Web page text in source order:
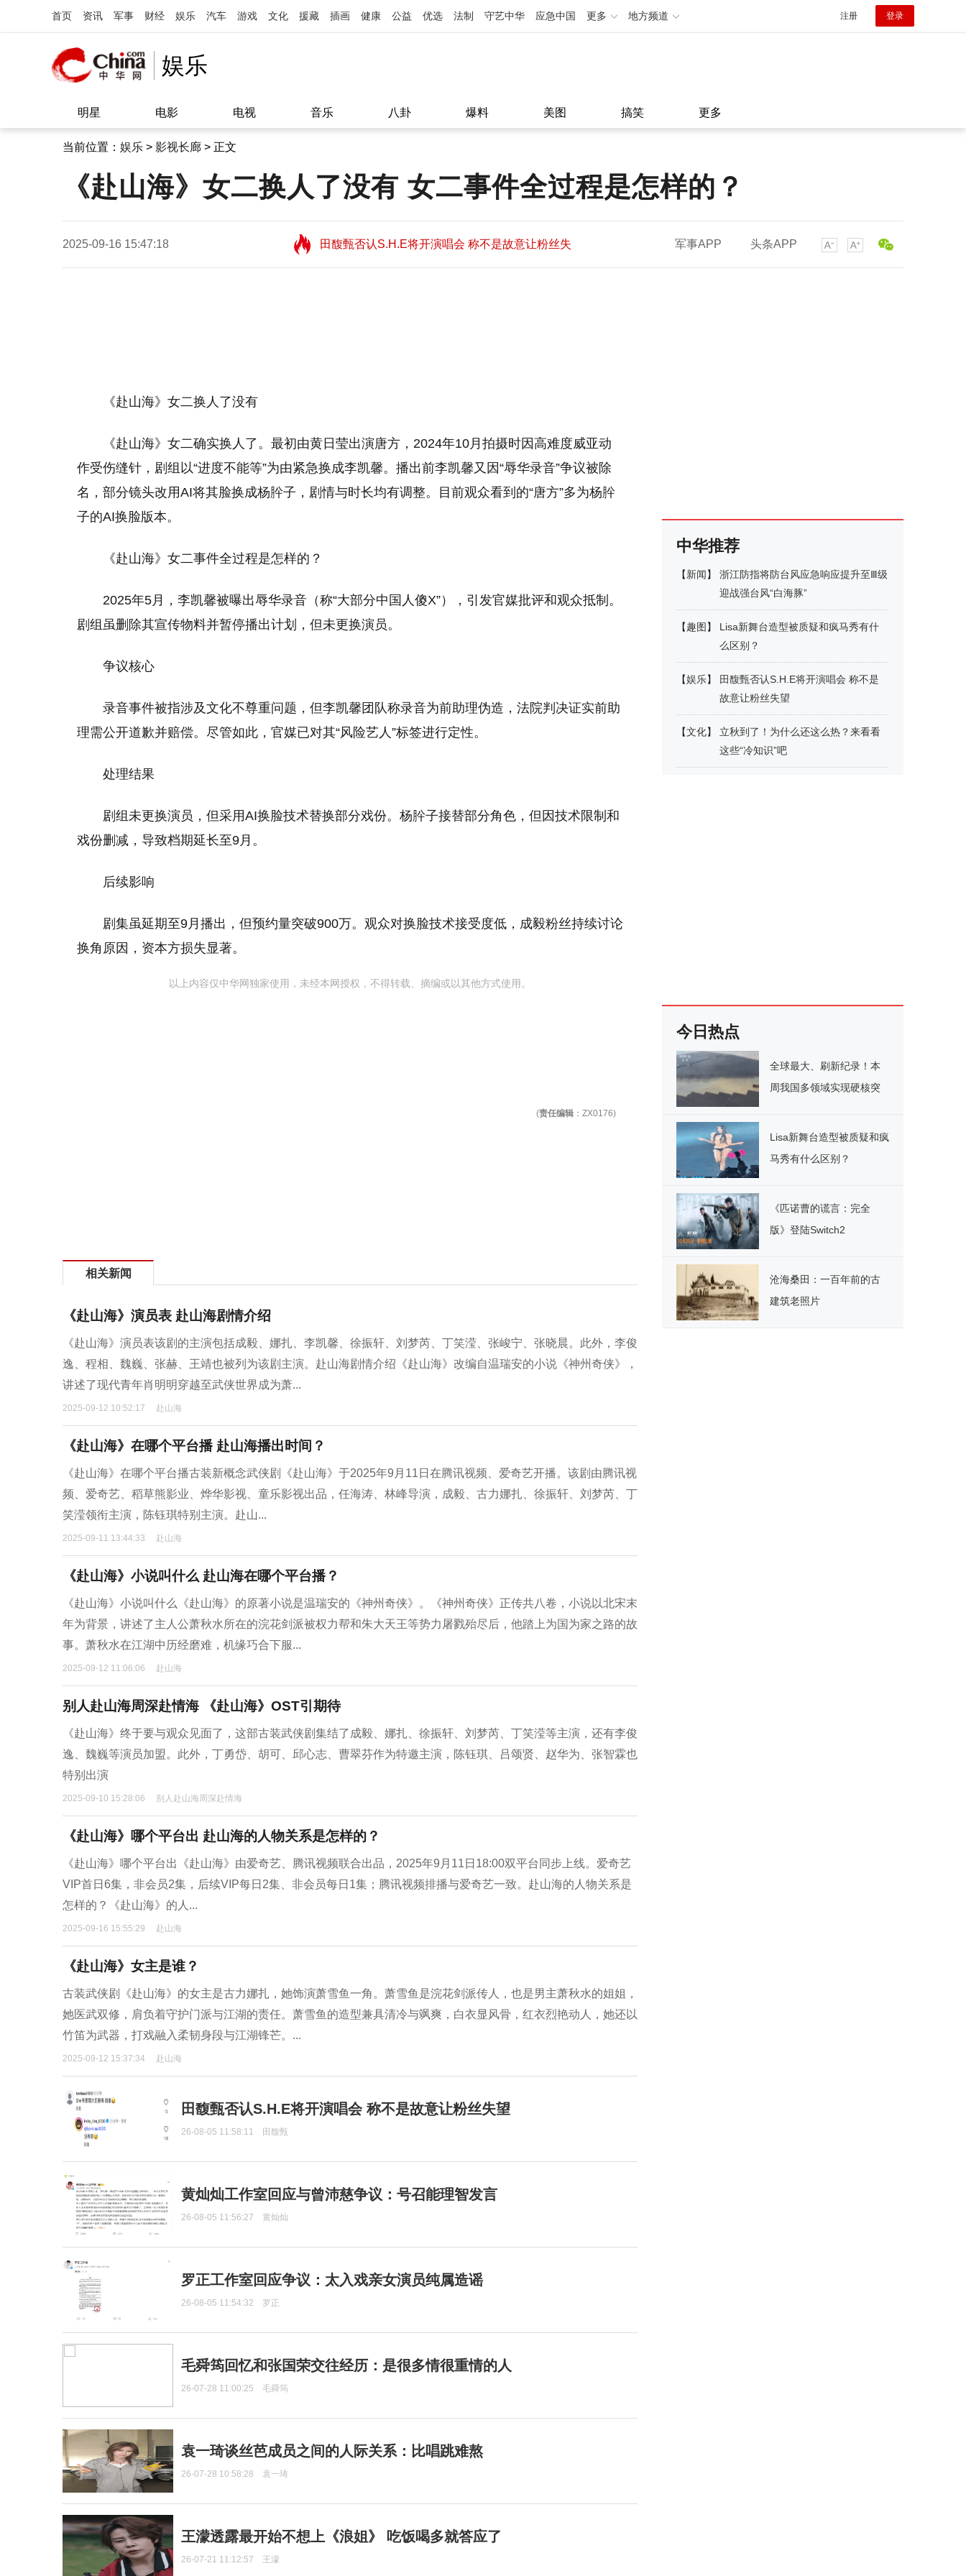
首页 资讯 军事 财经 娱乐 汽车 游戏 文化 援藏 插画 健康 公益 优选 法制 守艺中华 应急中国 更多 地方频道 注册 登录
娱乐
明星 电影 电视 音乐 八卦 爆料 美图 搞笑 更多
当前位置： 娱乐 > 影视长廊 > 正文
《赴山海》女二换人了没有 女二事件全过程是怎样的？
2025-09-16 15:47:18
田馥甄否认S.H.E将开演唱会 称不是故意让粉丝失
望11:08
田馥甄否认S.H.E将开演唱会 称不是故意让粉丝失
军事APP 头条APP
《赴山海》女二换人了没有
《赴山海》女二确实换人了。最初由黄日莹出演唐方，2024年10月拍摄时因高难度威亚动
作受伤缝针，剧组以“进度不能等”为由紧急换成李凯馨。播出前李凯馨又因“辱华录音”争议被除
名，部分镜头改用AI将其脸换成杨肸子，剧情与时长均有调整。目前观众看到的“唐方”多为杨肸
子的AI换脸版本。
《赴山海》女二事件全过程是怎样的？
2025年5月，李凯馨被曝出辱华录音（称“大部分中国人傻X”），引发官媒批评和观众抵制。
剧组虽删除其宣传物料并暂停播出计划，但未更换演员。‌
争议核心
录音事件被指涉及文化不尊重问题，但李凯馨团队称录音为前助理伪造，法院判决证实前助
理需公开道歉并赔偿。尽管如此，官媒已对其“风险艺人”标签进行定性。‌
处理结果
剧组未更换演员，但采用AI换脸技术替换部分戏份。杨肸子接替部分角色，但因技术限制和
戏份删减，导致档期延长至9月。‌
后续影响
剧集虽延期至9月播出，但预约量突破900万。观众对换脸技术接受度低，成毅粉丝持续讨论
换角原因，资本方损失显著。‌
以上内容仅中华网独家使用，未经本网授权，不得转载、摘编或以其他方式使用。
(责任编辑 ：ZX0176)
相关新闻
《赴山海》演员表 赴山海剧情介绍
《赴山海》演员表该剧的主演包括成毅、娜扎、李凯馨、徐振轩、刘梦芮、丁笑滢、张峻宁、张晓晨。此外，李俊
逸、程相、魏巍、张赫、王靖也被列为该剧主演。赴山海剧情介绍《赴山海》改编自温瑞安的小说《神州奇侠》，
讲述了现代青年肖明明穿越至武侠世界成为萧...
2025-09-12 10:52:17 赴山海
《赴山海》在哪个平台播 赴山海播出时间？
《赴山海》在哪个平台播古装新概念武侠剧《赴山海》于2025年9月11日在腾讯视频、爱奇艺开播。该剧由腾讯视
频、爱奇艺、稻草熊影业、烨华影视、童乐影视出品，任海涛、林峰导演，成毅、古力娜扎、徐振轩、刘梦芮、丁
笑滢领衔主演，陈钰琪特别主演。赴山...
2025-09-11 13:44:33 赴山海
《赴山海》小说叫什么 赴山海在哪个平台播？
《赴山海》小说叫什么《赴山海》的原著小说是温瑞安的《神州奇侠》。《神州奇侠》正传共八卷，小说以北宋末
年为背景，讲述了主人公萧秋水所在的浣花剑派被权力帮和朱大天王等势力屠戮殆尽后，他踏上为国为家之路的故
事。萧秋水在江湖中历经磨难，机缘巧合下服...
2025-09-12 11:06:06 赴山海
别人赴山海周深赴情海 《赴山海》OST引期待
《赴山海》终于要与观众见面了，这部古装武侠剧集结了成毅、娜扎、徐振轩、刘梦芮、丁笑滢等主演，还有李俊
逸、魏巍等演员加盟。此外，丁勇岱、胡可、邱心志、曹翠芬作为特邀主演，陈钰琪、吕颂贤、赵华为、张智霖也
特别出演
2025-09-10 15:28:06 别人赴山海周深赴情海
《赴山海》哪个平台出 赴山海的人物关系是怎样的？
《赴山海》哪个平台出《赴山海》由爱奇艺、腾讯视频联合出品，2025年9月11日18:00双平台同步上线。爱奇艺
VIP首日6集，非会员2集，后续VIP每日2集、非会员每日1集；腾讯视频排播与爱奇艺一致。赴山海的人物关系是
怎样的？《赴山海》的人...
2025-09-16 15:55:29 赴山海
《赴山海》女主是谁？
古装武侠剧《赴山海》的女主是古力娜扎，她饰演萧雪鱼一角。萧雪鱼是浣花剑派传人，也是男主萧秋水的姐姐，
她医武双修，肩负着守护门派与江湖的责任。萧雪鱼的造型兼具清冷与飒爽，白衣显风骨，红衣烈艳动人，她还以
竹笛为武器，打戏融入柔韧身段与江湖锋芒。...
2025-09-12 15:37:34 赴山海
田馥甄否认S.H.E将开演唱会 称不是故意让粉丝失望
26-08-05 11:58:11 田馥甄
黄灿灿工作室回应与曾沛慈争议：号召能理智发言
26-08-05 11:56:27 黄灿灿
罗正工作室回应争议：太入戏亲女演员纯属造谣
26-08-05 11:54:32 罗正
毛舜筠回忆和张国荣交往经历：是很多情很重情的人
26-07-28 11:00:25 毛舜筠
袁一琦谈丝芭成员之间的人际关系：比唱跳难熬
26-07-28 10:58:28 袁一琦
王濛透露最开始不想上《浪姐》 吃饭喝多就答应了
26-07-21 11:12:57 王濛
中华推荐
【新闻】
浙江防指将防台风应急响应提升至Ⅲ级
迎战强台风“白海豚”
【趣图 】
Lisa新舞台造型被质疑和疯马秀有什
么区别？
【娱乐】
田馥甄否认S.H.E将开演唱会 称不是
故意让粉丝失望
【文化】
立秋到了！为什么还这么热？来看看
这些“冷知识”吧
今日热点
全球最大、刷新纪录！本
周我国多领域实现硬核突
Lisa新舞台造型被质疑和疯
马秀有什么区别？
《匹诺曹的谎言：完全
版》登陆Switch2
沧海桑田：一百年前的古
建筑老照片